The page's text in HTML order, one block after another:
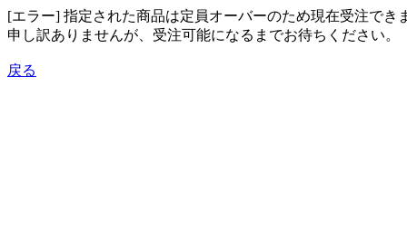
[エラー] 指定された商品は定員オーバーのため現在受注でき
申し訳ありませんが、受注可能になるまでお待ちください。
戻る